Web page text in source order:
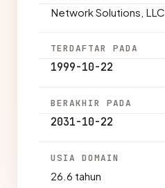
Network Solutions, LLC
TERDAFTAR PADA
1999-10-22
BERAKHIR PADA
2031-10-22
USIA DOMAIN
26.6 tahun